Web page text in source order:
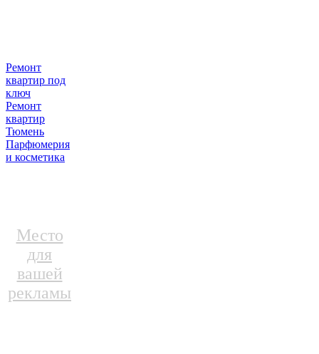
Ремонт
квартир под
ключ
Ремонт
квартир
Тюмень
Парфюмерия
и косметика
Место
для
вашей
рекламы